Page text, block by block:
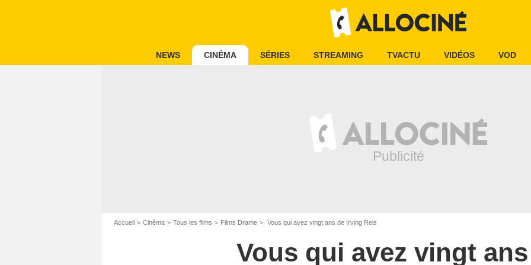
NEWS CINÉMA SÉRIES STREAMING TVACTU VIDÉOS VOD
Accueil Cinéma Tous les films Films Drame Vous qui avez vingt ans de Irving Reis
Vous qui avez vingt ans